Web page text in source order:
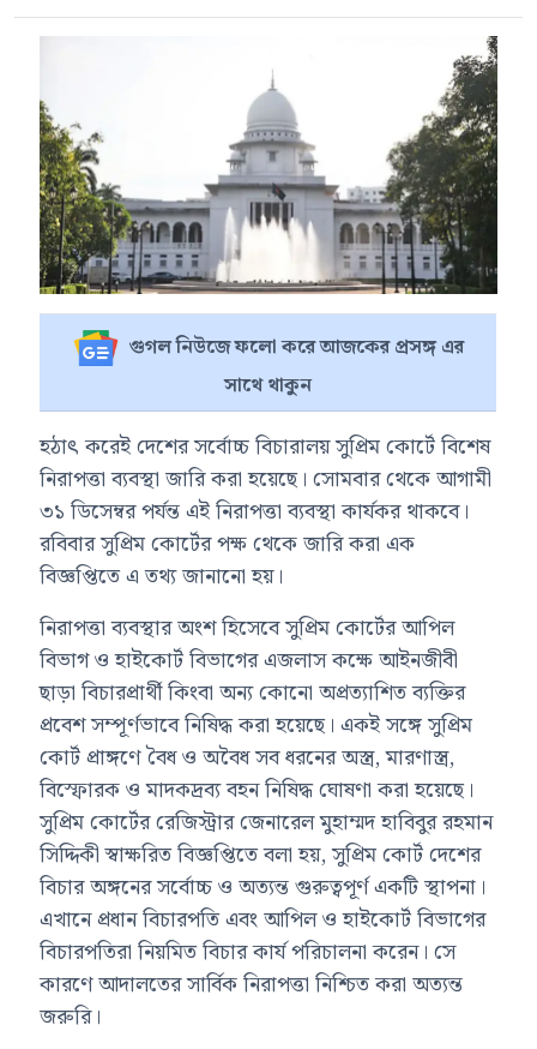
গুগল নিউজে ফলো করে আজকের প্রসঙ্গ এর
সাথে থাকুন
হঠাৎ করেই দেশের সর্বোচ্চ বিচারালয় সুপ্রিম কোর্টে বিশেষ
নিরাপত্তা ব্যবস্থা জারি করা হয়েছে। সোমবার থেকে আগামী
৩১ ডিসেম্বর পর্যন্ত এই নিরাপত্তা ব্যবস্থা কার্যকর থাকবে।
রবিবার সুপ্রিম কোর্টের পক্ষ থেকে জারি করা এক
বিজ্ঞপ্তিতে এ তথ্য জানানো হয়।
নিরাপত্তা ব্যবস্থার অংশ হিসেবে সুপ্রিম কোর্টের আপিল
বিভাগ ও হাইকোর্ট বিভাগের এজলাস কক্ষে আইনজীবী
ছাড়া বিচারপ্রার্থী কিংবা অন্য কোনো অপ্রত্যাশিত ব্যক্তির
প্রবেশ সম্পূর্ণভাবে নিষিদ্ধ করা হয়েছে। একই সঙ্গে সুপ্রিম
কোর্ট প্রাঙ্গণে বৈধ ও অবৈধ সব ধরনের অস্ত্র, মারণাস্ত্র,
বিস্ফোরক ও মাদকদ্রব্য বহন নিষিদ্ধ ঘোষণা করা হয়েছে।
সুপ্রিম কোর্টের রেজিস্ট্রার জেনারেল মুহাম্মদ হাবিবুর রহমান
সিদ্দিকী স্বাক্ষরিত বিজ্ঞপ্তিতে বলা হয়, সুপ্রিম কোর্ট দেশের
বিচার অঙ্গনের সর্বোচ্চ ও অত্যন্ত গুরুত্বপূর্ণ একটি স্থাপনা।
এখানে প্রধান বিচারপতি এবং আপিল ও হাইকোর্ট বিভাগের
বিচারপতিরা নিয়মিত বিচার কার্য পরিচালনা করেন। সে
কারণে আদালতের সার্বিক নিরাপত্তা নিশ্চিত করা অত্যন্ত
জরুরি।